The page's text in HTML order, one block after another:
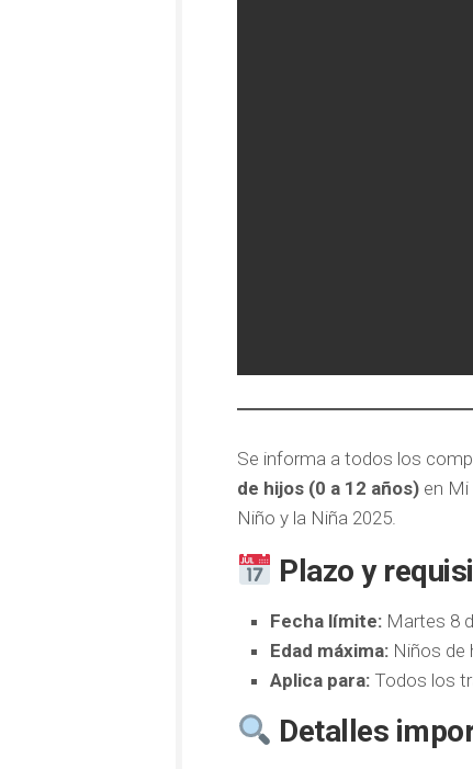
Se informa a todos los
de hijos (0 a 12 años) en Mi
Niño y la Niña 2025.
Plazo y
Fecha límite: Martes 8
Edad máxima: Niños de
Aplica para: Todos los
Detalles